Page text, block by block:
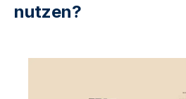
nutzen?